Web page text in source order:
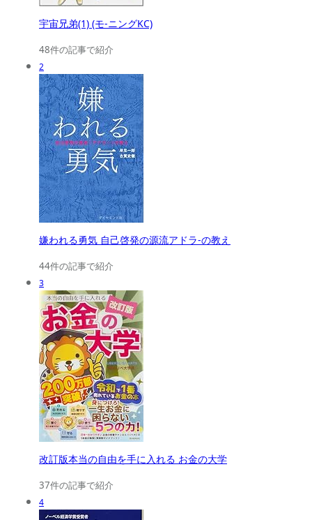
宇宙兄弟(1) (モ-ニングKC)
48件の記事で紹介
2
嫌われる勇気 自己啓発の源流アドラ-の教え
44件の記事で紹介
3
改訂版本当の自由を手に入れる お金の大学
37件の記事で紹介
4